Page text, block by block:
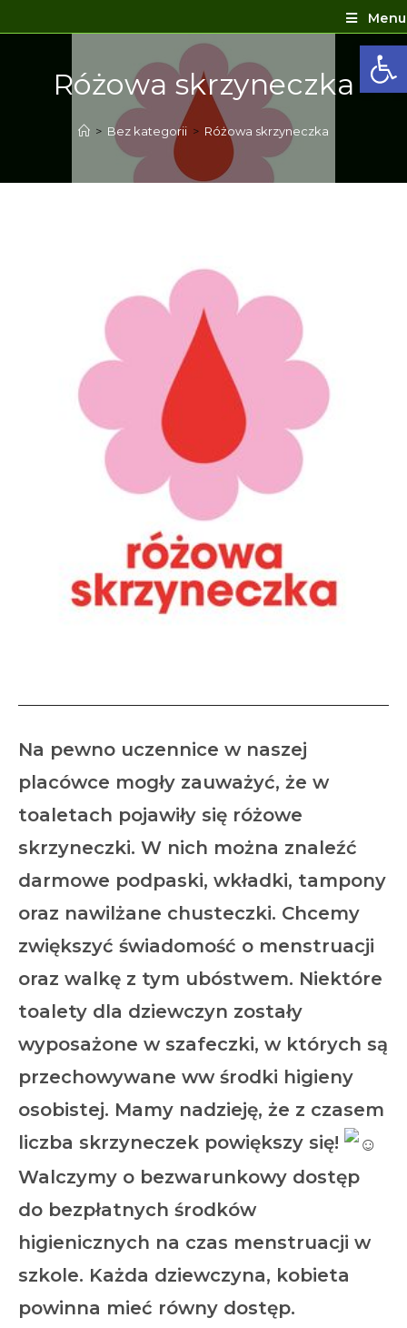
Menu
Różowa skrzyneczka
> Bez kategorii > Różowa skrzyneczka
Na pewno uczennice w naszej
placówce mogły zauważyć, że w
toaletach pojawiły się różowe
skrzyneczki. W nich można znaleźć
darmowe podpaski, wkładki, tampony
oraz nawilżane chusteczki. Chcemy
zwiększyć świadomość o menstruacji
oraz walkę z tym ubóstwem. Niektóre
toalety dla dziewczyn zostały
wyposażone w szafeczki, w których są
przechowywane ww środki higieny
osobistej. Mamy nadzieję, że z czasem
liczba skrzyneczek powiększy się!
Walczymy o bezwarunkowy dostęp
do bezpłatnych środków
higienicznych na czas menstruacji w
szkole. Każda dziewczyna, kobieta
powinna mieć równy dostęp.